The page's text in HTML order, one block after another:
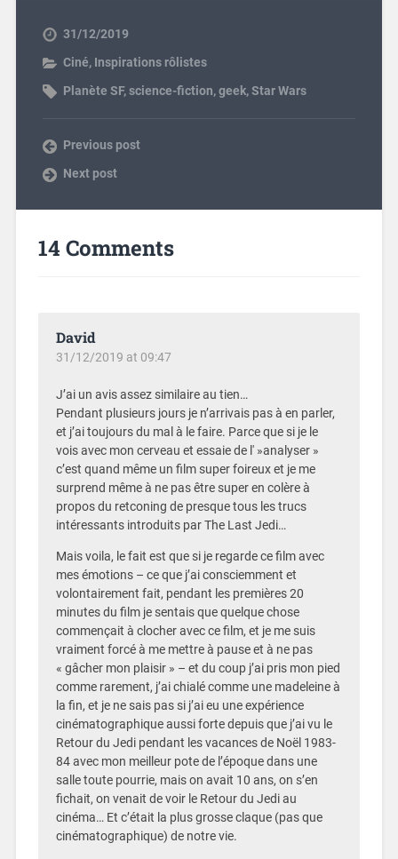
31/12/2019
Ciné, Inspirations rôlistes
Planète SF,science-fiction,geek,Star Wars
Previous post
Next post
14 Comments
David
31/12/2019 at 09:47
J’ai un avis assez similaire au tien…
Pendant plusieurs jours je n’arrivais pas à en parler,
et j’ai toujours du mal à le faire. Parce que si je le
vois avec mon cerveau et essaie de l' »analyser »
c’est quand même un film super foireux et je me
surprend même à ne pas être super en colère à
propos du retconing de presque tous les trucs
intéressants introduits par The Last Jedi…
Mais voila, le fait est que si je regarde ce film avec
mes émotions – ce que j’ai consciemment et
volontairement fait, pendant les premières 20
minutes du film je sentais que quelque chose
commençait à clocher avec ce film, et je me suis
vraiment forcé à me mettre à pause et à ne pas
« gâcher mon plaisir » – et du coup j’ai pris mon pied
comme rarement, j’ai chialé comme une madeleine à
la fin, et je ne sais pas si j’ai eu une expérience
cinématographique aussi forte depuis que j’ai vu le
Retour du Jedi pendant les vacances de Noël 1983-
84 avec mon meilleur pote de l’époque dans une
salle toute pourrie, mais on avait 10 ans, on s’en
fichait, on venait de voir le Retour du Jedi au
cinéma… Et c’était la plus grosse claque (pas que
cinématographique) de notre vie.